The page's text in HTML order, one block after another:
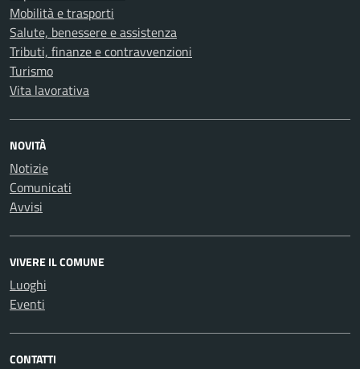
Mobilità e trasporti
Salute, benessere e assistenza
Tributi, finanze e contravvenzioni
Turismo
Vita lavorativa
NOVITÀ
Notizie
Comunicati
Avvisi
VIVERE IL COMUNE
Luoghi
Eventi
CONTATTI